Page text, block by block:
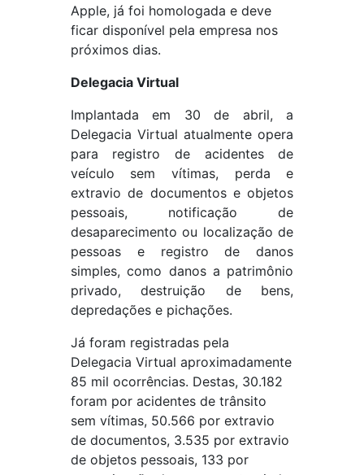
Apple, já foi homologada e deve
ficar disponível pela empresa nos
próximos dias.
Delegacia Virtual
Implantada em 30 de abril, a
Delegacia Virtual atualmente opera
para registro de acidentes de
veículo sem vítimas, perda e
extravio de documentos e objetos
pessoais, notificação de
desaparecimento ou localização de
pessoas e registro de danos
simples, como danos a patrimônio
privado, destruição de bens,
depredações e pichações.
Já foram registradas pela
Delegacia Virtual aproximadamente
85 mil ocorrências. Destas, 30.182
foram por acidentes de trânsito
sem vítimas, 50.566 por extravio
de documentos, 3.535 por extravio
de objetos pessoais, 133 por